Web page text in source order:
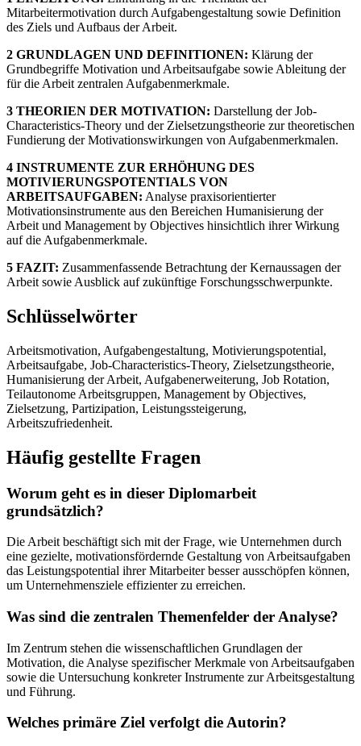
Mitarbeitermotivation durch Aufgabengestaltung sowie Definition
des Ziels und Aufbaus der Arbeit.
2 GRUNDLAGEN UND DEFINITIONEN: Klärung der
Grundbegriffe Motivation und Arbeitsaufgabe sowie Ableitung der
für die Arbeit zentralen Aufgabenmerkmale.
3 THEORIEN DER MOTIVATION: Darstellung der Job-
Characteristics-Theory und der Zielsetzungstheorie zur theoretischen
Fundierung der Motivationswirkungen von Aufgabenmerkmalen.
4 INSTRUMENTE ZUR ERHÖHUNG DES
MOTIVIERUNGSPOTENTIALS VON
ARBEITSAUFGABEN: Analyse praxisorientierter
Motivationsinstrumente aus den Bereichen Humanisierung der
Arbeit und Management by Objectives hinsichtlich ihrer Wirkung
auf die Aufgabenmerkmale.
5 FAZIT: Zusammenfassende Betrachtung der Kernaussagen der
Arbeit sowie Ausblick auf zukünftige Forschungsschwerpunkte.
Schlüsselwörter
Arbeitsmotivation, Aufgabengestaltung, Motivierungspotential,
Arbeitsaufgabe, Job-Characteristics-Theory, Zielsetzungstheorie,
Humanisierung der Arbeit, Aufgabenerweiterung, Job Rotation,
Teilautonome Arbeitsgruppen, Management by Objectives,
Zielsetzung, Partizipation, Leistungssteigerung,
Arbeitszufriedenheit.
Häufig gestellte Fragen
Worum geht es in dieser Diplomarbeit
grundsätzlich?
Die Arbeit beschäftigt sich mit der Frage, wie Unternehmen durch
eine gezielte, motivationsfördernde Gestaltung von Arbeitsaufgaben
das Leistungspotential ihrer Mitarbeiter besser ausschöpfen können,
um Unternehmensziele effizienter zu erreichen.
Was sind die zentralen Themenfelder der Analyse?
Im Zentrum stehen die wissenschaftlichen Grundlagen der
Motivation, die Analyse spezifischer Merkmale von Arbeitsaufgaben
sowie die Untersuchung konkreter Instrumente zur Arbeitsgestaltung
und Führung.
Welches primäre Ziel verfolgt die Autorin?